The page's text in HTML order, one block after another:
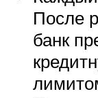
После
банк